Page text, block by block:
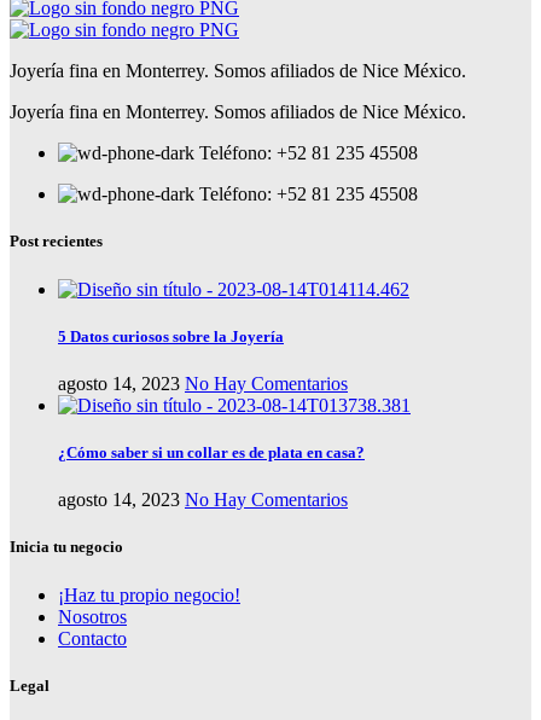
Joyería fina en Monterrey. Somos afiliados de Nice México.
Joyería fina en Monterrey. Somos afiliados de Nice México.
Teléfono: +52 81 235 45508
Teléfono: +52 81 235 45508
Post recientes
5 Datos curiosos sobre la Joyería
agosto 14, 2023 No Hay Comentarios
¿Cómo saber si un collar es de plata en casa?
agosto 14, 2023 No Hay Comentarios
Inicia tu negocio
¡Haz tu propio negocio!
Nosotros
Contacto
Legal